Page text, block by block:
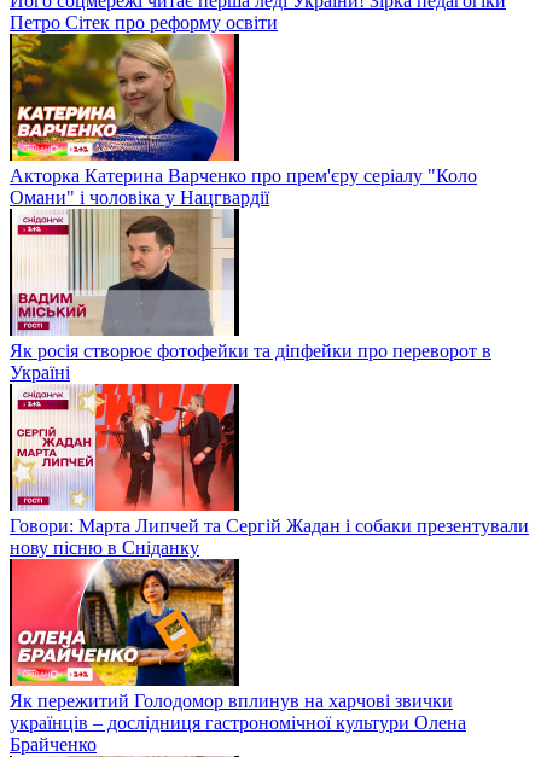
Петро Сітек про реформу освіти
Акторка Катерина Варченко про прем'єру серіалу "Коло
Омани" і чоловіка у Нацгвардії
Як росія створює фотофейки та діпфейки про переворот в
Україні
Говори: Марта Липчей та Сергій Жадан і собаки презентували
нову пісню в Сніданку
Як пережитий Голодомор вплинув на харчові звички
українців – дослідниця гастрономічної культури Олена
Брайченко